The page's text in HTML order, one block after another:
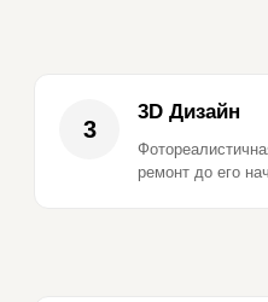
3
3D Дизайн
ремонт до его